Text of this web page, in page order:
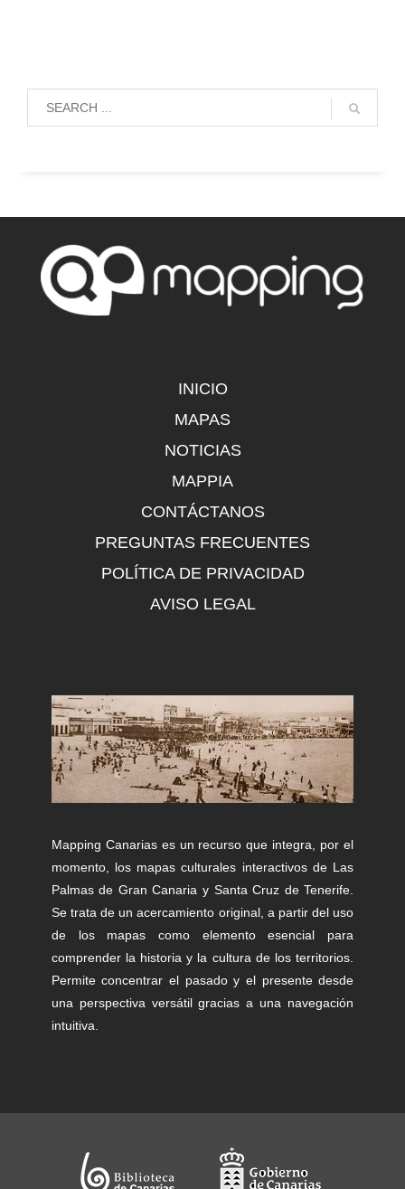
INICIO
MAPAS
NOTICIAS
MAPPIA
CONTÁCTANOS
PREGUNTAS FRECUENTES
POLÍTICA DE PRIVACIDAD
AVISO LEGAL
Mapping Canarias es un recurso que integra, por el
momento, los mapas culturales interactivos de Las
Palmas de Gran Canaria y Santa Cruz de Tenerife.
Se trata de un acercamiento original, a partir del uso
de los mapas como elemento esencial para
comprender la historia y la cultura de los territorios.
Permite concentrar el pasado y el presente desde
una perspectiva versátil gracias a una navegación
intuitiva.